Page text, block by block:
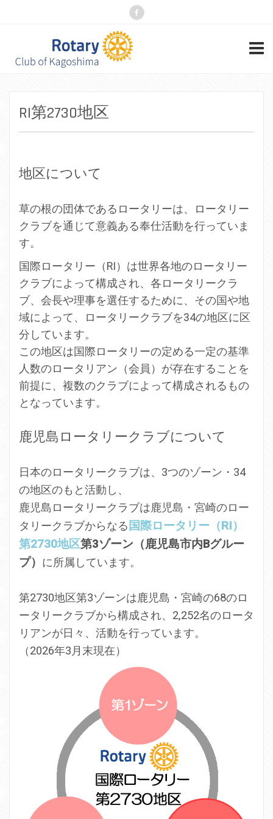
RI第2730地区
地区について
草の根の団体であるロータリーは、ロータリー
クラブを通じて意義ある奉仕活動を行っていま
す。
国際ロータリー（RI）は世界各地のロータリー
クラブによって構成され、各ロータリークラ
ブ、会長や理事を選任するために、その国や地
域によって、ロータリークラブを34の地区に区
分しています。
この地区は国際ロータリーの定める一定の基準
人数のロータリアン（会員）が存在することを
前提に、複数のクラブによって構成されるもの
となっています。
鹿児島ロータリークラブについて
日本のロータリークラブは、3つのゾーン・34
の地区のもと活動し、
鹿児島ロータリークラブは鹿児島・宮崎のロー
タリークラブからなる 国際ロータリー（RI）
第2730地区第3ゾーン（鹿児島市内Bグルー
プ） に所属しています。
第2730地区第3ゾーンは鹿児島・宮崎の68のロ
ータリークラブから構成され、2,252名のロータ
リアンが日々、活動を行っています。
（2026年3月末現在）